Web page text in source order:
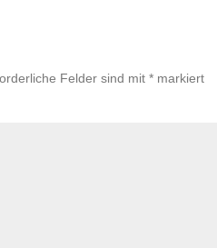
Felder sind mit* markiert